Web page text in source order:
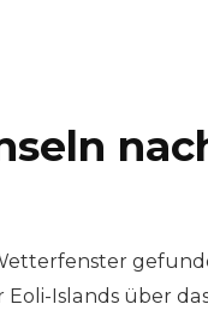
Islands über